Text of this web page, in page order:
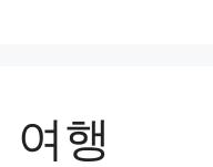
여행